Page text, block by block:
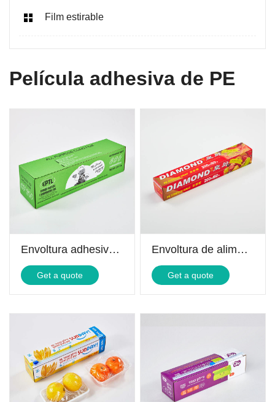
Film estirable
Película adhesiva de PE
Envoltura adhesiva para alimentos
Get a quote
Envoltura de alimentos de PE
Get a quote